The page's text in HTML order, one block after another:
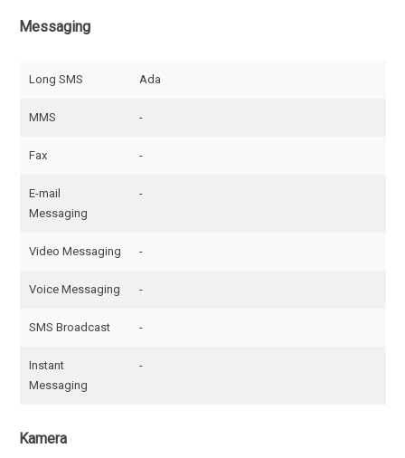
Messaging
Long SMS Ada
MMS -
Fax -
E-mail
Messaging
-
Video Messaging -
Voice Messaging -
SMS Broadcast -
Instant
Messaging
-
Kamera